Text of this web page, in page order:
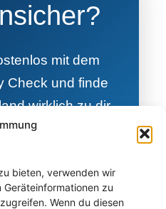
bieten, verwenden wir
Geräteinformationen zu
Wenn du diesen
mit dem
Check und finde
wirklich zu dir
starten